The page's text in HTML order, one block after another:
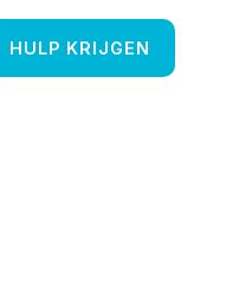
HULP KRIJGEN